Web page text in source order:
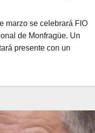
marzo se celebrará FIO
de Monfragüe. Un
presente con un